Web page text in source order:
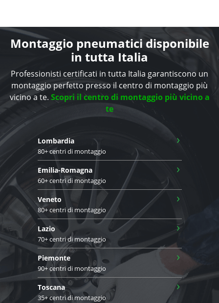
Montaggio pneumatici disponibile
in tutta Italia
Professionisti certificati in tutta Italia garantiscono un
montaggio perfetto presso il centro di montaggio più
vicino a te. Scopri il centro di montaggio più vicino a
te
Lombardia
80+ centri di montaggio
›
Emilia-Romagna
60+ centri di montaggio
›
Veneto
80+ centri di montaggio
›
Lazio
70+ centri di montaggio
›
Piemonte
90+ centri di montaggio
›
Toscana
35+ centri di montaggio
›